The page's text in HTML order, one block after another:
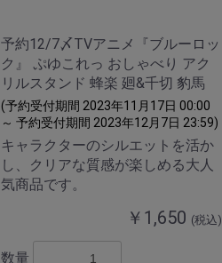
予約12/7〆TVアニメ『ブルーロッ
ク』 ぷゆこれっ おしゃべり アク
リルスタンド 蜂楽 廻&千切 豹馬
(予約受付期間 2023年11月17日 00:00
～ 予約受付期間 2023年12月7日 23:59)
キャラクターのシルエットを活か
し、クリアな質感が楽しめる大人
気商品です。
￥1,650 (税込)
数量